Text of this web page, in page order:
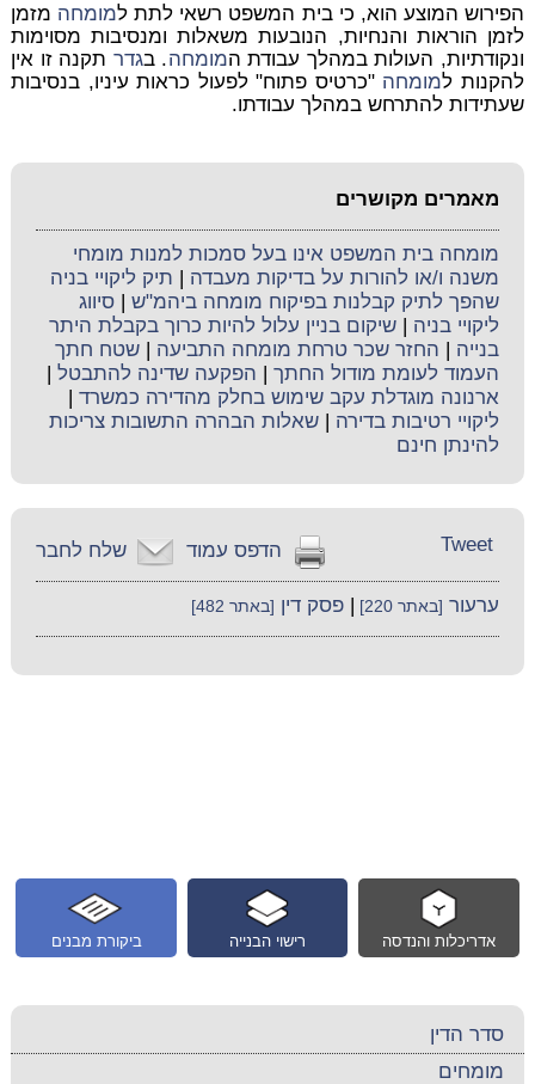
הפירוש המוצע הוא, כי בית המשפט רשאי לתת למומחה מזמן
לזמן הוראות והנחיות, הנובעות משאלות ומנסיבות מסוימות
ונקודתיות, העולות במהלך עבודת המומחה. בגדר תקנה זו אין
להקנות למומחה "כרטיס פתוח" לפעול כראות עיניו, בנסיבות
שעתידות להתרחש במהלך עבודתו.
מאמרים מקושרים
מומחה בית המשפט אינו בעל סמכות למנות מומחי
משנה ו/או להורות על בדיקות מעבדה
תיק ליקויי בניה
שהפך לתיק קבלנות בפיקוח מומחה ביהמ"ש |סיווג
ליקויי בניה |שיקום בניין עלול להיות כרוך בקבלת היתר
בנייה
החזר שכר טרחת מומחה התביעה |שטח חתך
העמוד לעומת מודול החתך
הפקעה שדינה להתבטל
ארנונה מוגדלת עקב שימוש בחלק מהדירה כמשרד
ליקויי רטיבות בדירה |שאלות הבהרה התשובות צריכות
להינתן חינם
שלח לחבר הדפס עמוד Tweet
ערעור [באתר 220] |פסק דין [באתר 482]
ביקורת מבנים רישוי הבנייה אדריכלות והנדסה
סדר הדין
מומחים